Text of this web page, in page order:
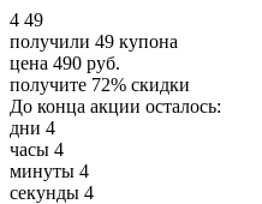
4 49
получили 49 купона
цена 490 руб.
получите 72% скидки
До конца акции осталось:
дни 4
часы 4
минуты 4
секунды 4